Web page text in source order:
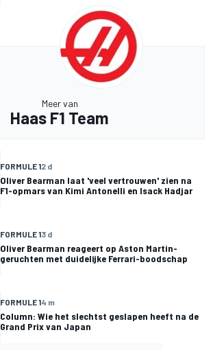
Meer van
Haas F1 Team
FORMULE 12 d
Oliver Bearman laat 'veel vertrouwen' zien na
F1-opmars van Kimi Antonelli en Isack Hadjar
FORMULE 13 d
Oliver Bearman reageert op Aston Martin-
geruchten met duidelijke Ferrari-boodschap
FORMULE 14 m
Column: Wie het slechtst geslapen heeft na de
Grand Prix van Japan